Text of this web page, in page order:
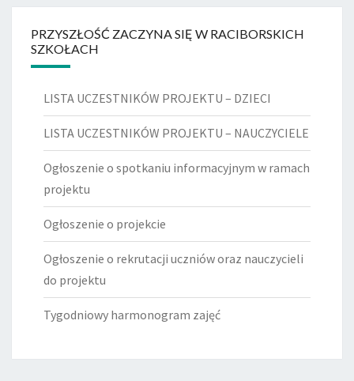
PRZYSZŁOŚĆ ZACZYNA SIĘ W RACIBORSKICH
SZKOŁACH
LISTA UCZESTNIKÓW PROJEKTU – DZIECI
LISTA UCZESTNIKÓW PROJEKTU – NAUCZYCIELE
Ogłoszenie o spotkaniu informacyjnym w ramach
projektu
Ogłoszenie o projekcie
Ogłoszenie o rekrutacji uczniów oraz nauczycieli
do projektu
Tygodniowy harmonogram zajęć